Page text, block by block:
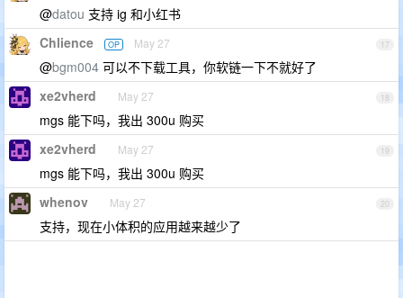
@datou 支持 ig 和小红书
17
Chlience OP May 27
@bgm004 可以不下载工具，你软链一下不就好了
18
xe2vherd May 27
mgs 能下吗，我出 300u 购买
19
xe2vherd May 27
mgs 能下吗，我出 300u 购买
20
whenov May 27
支持，现在小体积的应用越来越少了